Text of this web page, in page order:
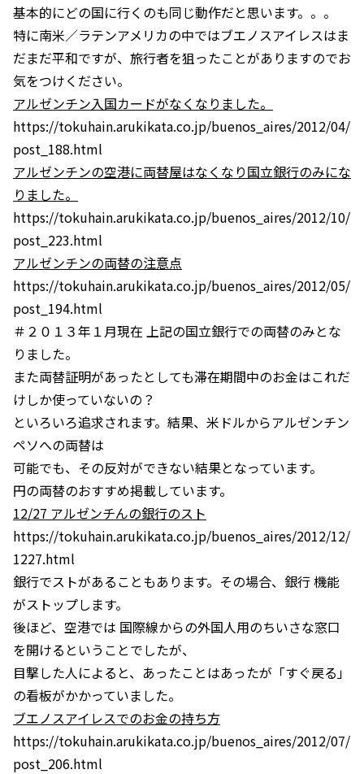
基本的にどの国に行くのも同じ動作だと思います。。。
特に南米／ラテンアメリカの中ではブエノスアイレスはま
だまだ平和ですが、旅行者を狙ったことがありますのでお
気をつけください。
アルゼンチン入国カードがなくなりました。
https://tokuhain.arukikata.co.jp/buenos_aires/2012/04/
post_188.html
アルゼンチンの空港に両替屋はなくなり国立銀行のみにな
りました。
https://tokuhain.arukikata.co.jp/buenos_aires/2012/10/
post_223.html
アルゼンチンの両替の注意点
https://tokuhain.arukikata.co.jp/buenos_aires/2012/05/
post_194.html
＃２０１３年１月現在 上記の国立銀行での両替のみとな
りました。
また両替証明があったとしても滞在期間中のお金はこれだ
けしか使っていないの？
といろいろ追求されます。結果、米ドルからアルゼンチン
ペソへの両替は
可能でも、その反対ができない結果となっています。
円の両替のおすすめ掲載しています。
12/27 アルゼンチんの銀行のスト
https://tokuhain.arukikata.co.jp/buenos_aires/2012/12/
1227.html
銀行でストがあることもあります。その場合、銀行 機能
がストップします。
後ほど、空港では 国際線からの外国人用のちいさな窓口
を開けるということでしたが、
目撃した人によると、あったことはあったが「すぐ戻る」
の看板がかかっていました。
ブエノスアイレスでのお金の持ち方
https://tokuhain.arukikata.co.jp/buenos_aires/2012/07/
post_206.html